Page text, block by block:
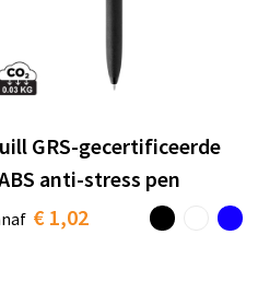
GRS-gecertificeerde
anti-stress pen
€ 1,02